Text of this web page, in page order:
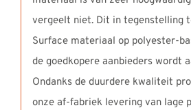
vergeelt niet. Dit in tegenstelling
Surface materiaal op polyester-
de goedkopere aanbieders wordt
Ondanks de duurdere kwaliteit
onze af-fabriek levering van lage